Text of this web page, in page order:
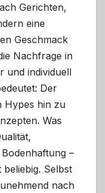
Gerichten,
eine
Geschmack
Nachfrage in
und individuell
Der
Hypes hin zu
Was
–
Selbst
nach